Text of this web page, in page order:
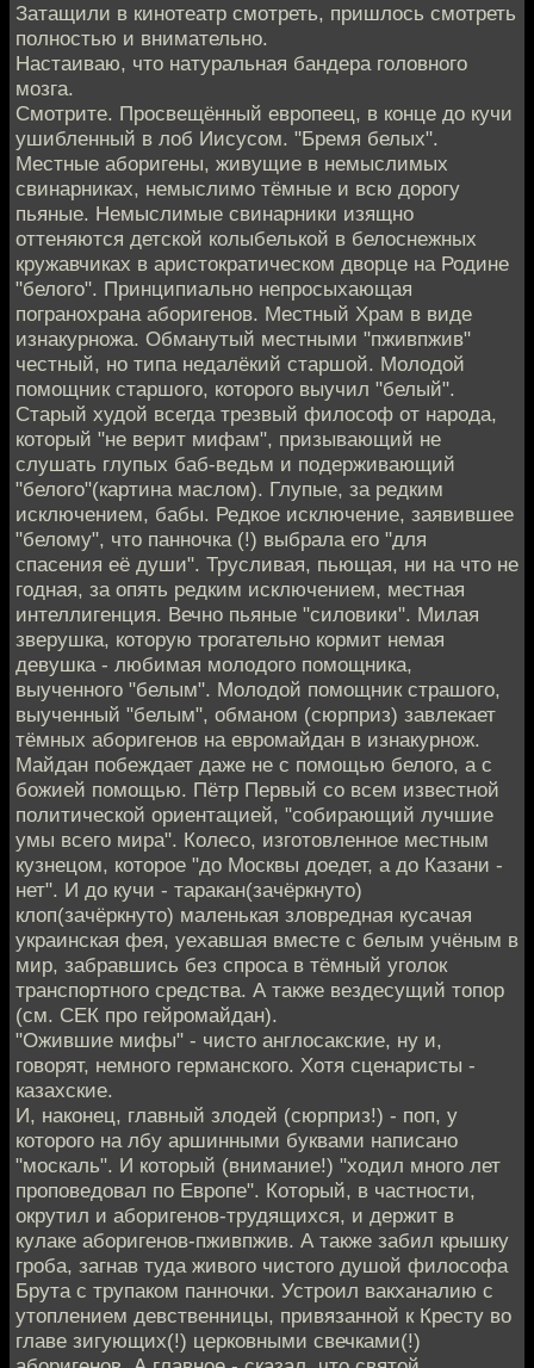
Затащили в кинотеатр смотреть, пришлось смотреть
полностью и внимательно.
Настаиваю, что натуральная бандера головного
мозга.
Смотрите. Просвещённый европеец, в конце до кучи
ушибленный в лоб Иисусом. "Бремя белых".
Местные аборигены, живущие в немыслимых
свинарниках, немыслимо тёмные и всю дорогу
пьяные. Немыслимые свинарники изящно
оттеняются детской колыбелькой в белоснежных
кружавчиках в аристократическом дворце на Родине
"белого". Принципиально непросыхающая
погранохрана аборигенов. Местный Храм в виде
изнакурножа. Обманутый местными "пживпжив"
честный, но типа недалёкий старшой. Молодой
помощник старшого, которого выучил "белый".
Старый худой всегда трезвый философ от народа,
который "не верит мифам", призывающий не
слушать глупых баб-ведьм и подерживающий
"белого"(картина маслом). Глупые, за редким
исключением, бабы. Редкое исключение, заявившее
"белому", что панночка (!) выбрала его "для
спасения её души". Трусливая, пьющая, ни на что не
годная, за опять редким исключением, местная
интеллигенция. Вечно пьяные "силовики". Милая
зверушка, которую трогательно кормит немая
девушка - любимая молодого помощника,
выученного "белым". Молодой помощник страшого,
выученный "белым", обманом (сюрприз) завлекает
тёмных аборигенов на евромайдан в изнакурнож.
Майдан побеждает даже не с помощью белого, а с
божией помощью. Пётр Первый со всем известной
политической ориентацией, "собирающий лучшие
умы всего мира". Колесо, изготовленное местным
кузнецом, которое "до Москвы доедет, а до Казани -
нет". И до кучи - таракан(зачёркнуто)
клоп(зачёркнуто) маленькая зловредная кусачая
украинская фея, уехавшая вместе с белым учёным в
мир, забравшись без спроса в тёмный уголок
транспортного средства. А также вездесущий топор
(см. СЕК про гейромайдан).
"Ожившие мифы" - чисто англосакские, ну и,
говорят, немного германского. Хотя сценаристы -
казахские.
И, наконец, главный злодей (сюрприз!) - поп, у
которого на лбу аршинными буквами написано
"москаль". И который (внимание!) "ходил много лет
проповедовал по Европе". Который, в частности,
окрутил и аборигенов-трудящихся, и держит в
кулаке аборигенов-пживпжив. А также забил крышку
гроба, загнав туда живого чистого душой философа
Брута с трупаком панночки. Устроил вакханалию с
утоплением девственницы, привязанной к Кресту во
главе зигующих(!) церковными свечками(!)